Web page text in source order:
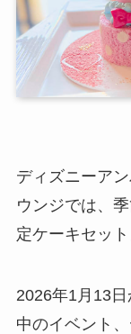
ディズニーア
ウンジでは、
定ケーキセッ
2026年1月13
中のイベント